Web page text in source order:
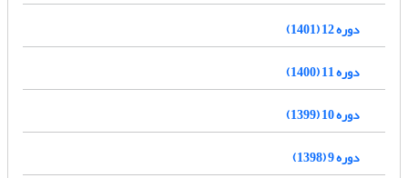
دوره 12 (1401)
دوره 11 (1400)
دوره 10 (1399)
دوره 9 (1398)